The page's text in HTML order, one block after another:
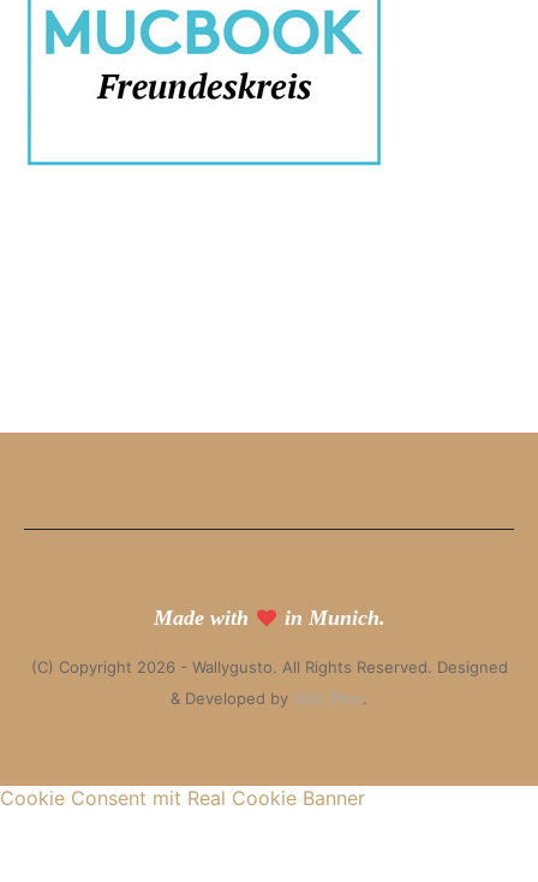
Made with in Munich.
(C) Copyright 2026 - Wallygusto. All Rights Reserved. Designed
& Developed by Solo Pine.
Cookie Consent mit Real Cookie Banner